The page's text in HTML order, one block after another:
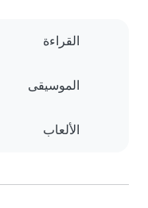
القراءة
الموسيقى
الألعاب